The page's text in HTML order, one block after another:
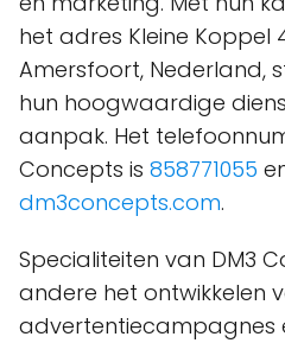
het adres Kleine Koppel
Amersfoort, Nederland,
hun hoogwaardige
aanpak. Het
Concepts is 858771055
dm3concepts.com.
Specialiteiten van DM3
andere het ontwikkelen
advertentiecampagnes